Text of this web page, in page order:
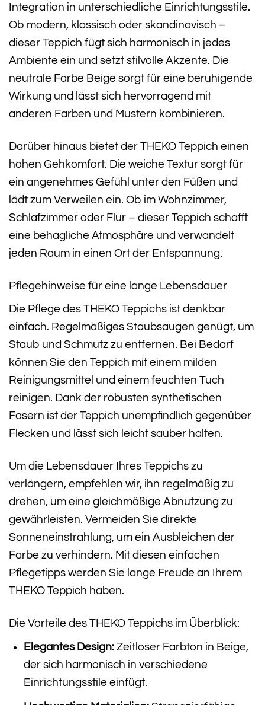
Integration in unterschiedliche Einrichtungsstile.
Ob modern, klassisch oder skandinavisch –
dieser Teppich fügt sich harmonisch in jedes
Ambiente ein und setzt stilvolle Akzente. Die
neutrale Farbe Beige sorgt für eine beruhigende
Wirkung und lässt sich hervorragend mit
anderen Farben und Mustern kombinieren.
Darüber hinaus bietet der THEKO Teppich einen
hohen Gehkomfort. Die weiche Textur sorgt für
ein angenehmes Gefühl unter den Füßen und
lädt zum Verweilen ein. Ob im Wohnzimmer,
Schlafzimmer oder Flur – dieser Teppich schafft
eine behagliche Atmosphäre und verwandelt
jeden Raum in einen Ort der Entspannung.
Pflegehinweise für eine lange Lebensdauer
Die Pflege des THEKO Teppichs ist denkbar
einfach. Regelmäßiges Staubsaugen genügt, um
Staub und Schmutz zu entfernen. Bei Bedarf
können Sie den Teppich mit einem milden
Reinigungsmittel und einem feuchten Tuch
reinigen. Dank der robusten synthetischen
Fasern ist der Teppich unempfindlich gegenüber
Flecken und lässt sich leicht sauber halten.
Um die Lebensdauer Ihres Teppichs zu
verlängern, empfehlen wir, ihn regelmäßig zu
drehen, um eine gleichmäßige Abnutzung zu
gewährleisten. Vermeiden Sie direkte
Sonneneinstrahlung, um ein Ausbleichen der
Farbe zu verhindern. Mit diesen einfachen
Pflegetipps werden Sie lange Freude an Ihrem
THEKO Teppich haben.
Die Vorteile des THEKO Teppichs im Überblick:
Elegantes Design:Zeitloser Farbton in Beige,
der sich harmonisch in verschiedene
Einrichtungsstile einfügt.